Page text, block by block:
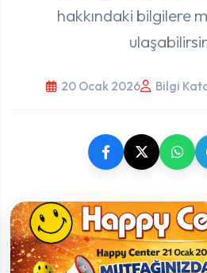
hakkındaki bilgilere
20 Ocak 2026 Bilgi